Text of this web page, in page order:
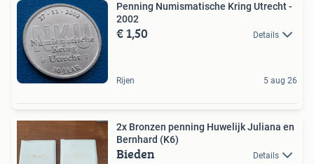
Penning Numismatische Kring Utrecht -
2002
€ 1,50 Details
Rijen 5 aug 26
2x Bronzen penning Huwelijk Juliana en
Bernhard (K6)
Bieden Details